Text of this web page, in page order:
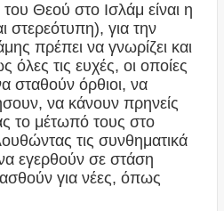
Θεού στο Ισλάμ είναι η
στερεότυπη), για την
πρέπει να γνωρίζει και
τις ευχές, οι οποίες
σταθούν όρθιοι, να
να κάνουν πρηνείς
το μέτωπό τους στο
τις συνθηματικά
εγερθούν σε στάση
για νέες, όπως